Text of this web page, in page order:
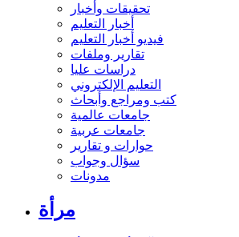
تحقيقات وأخبار
أخبار التعليم
فيديو أخبار التعليم
تقارير وملفات
دراسات عليا
التعليم الإلكتروني
كتب ومراجع وأبحاث
جامعات عالمية
جامعات عربية
حوارات و تقارير
سؤال وجواب
مدونات
مرأة